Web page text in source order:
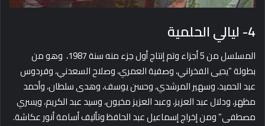
4- ليالي الحلمية
المسلسل من 5 أجزاء وتم إنتاج أول جزء منه سنة 1987، وهو من
بطولة “يحيى الفخراني، وصفية العمري، وصلاح السعدني، وفردوس
عبد الحميد، وسهير المرشدي، وحسن يوسف، وهدى سلطان، وأحمد
مظهر، ودلال عبد العزيز، وعبد العزيز مخيون، وسيد عبد الكريم، ويسري
مصطفى” ومن إخراج إسماعيل عبد الحافظ وتأليف أسامة أنور عكاشة.